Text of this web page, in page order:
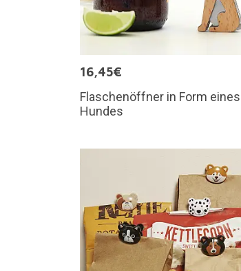
16,45€
Flaschenöffner in Form eines
Hundes